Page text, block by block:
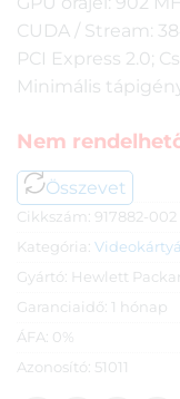
CUDA / Stream:
PCI Express 2.0;
Minimális
Nem
Összevet
Cikkszám: 917882-002
Kategória:
Gyártó: Hewlett
Garanciaidő: 1 hónap
ÁFA: 0%
Azonosító: 51011